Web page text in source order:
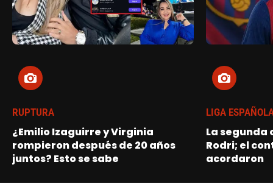
RUPTURA
¿Emilio Izaguirre y Virginia
rompieron después de 20 años
juntos? Esto se sabe
LIGA
La
Rodri; el
acordaron